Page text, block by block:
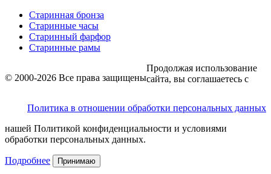
Старинная бронза
Старинные часы
Старинный фарфор
Старинные рамы
© 2000-2026 Все права защищены
Политика в отношении обработки персональных данных
Продолжая использование
сайта, вы соглашаетесь с
нашей Политикой конфиденциальности и условиями
обработки персональных данных.
Подробнее Принимаю